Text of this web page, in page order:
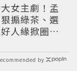
女主劇！孟
搧綠茶、選
人緣掀圈內
by